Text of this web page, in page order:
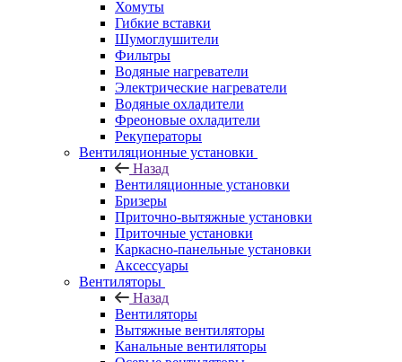
Хомуты
Гибкие вставки
Шумоглушители
Фильтры
Водяные нагреватели
Электрические нагреватели
Водяные охладители
Фреоновые охладители
Рекуператоры
Вентиляционные установки
Назад
Вентиляционные установки
Бризеры
Приточно-вытяжные установки
Приточные установки
Каркасно-панельные установки
Аксессуары
Вентиляторы
Назад
Вентиляторы
Вытяжные вентиляторы
Канальные вентиляторы